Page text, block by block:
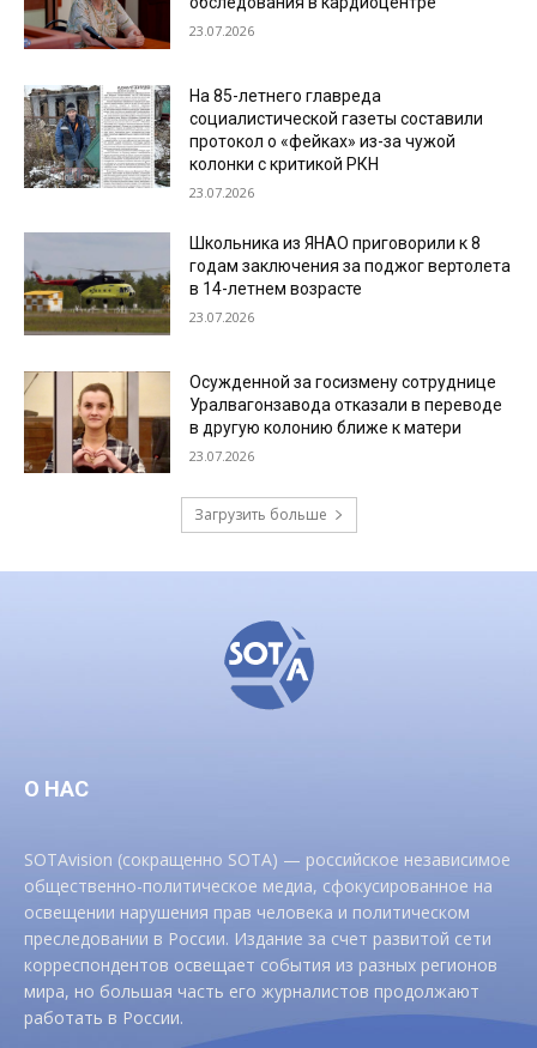
23.07.2026
На 85-летнего главреда
социалистической газеты составили
протокол о «фейках» из-за чужой
колонки с критикой РКН
23.07.2026
Школьника из ЯНАО приговорили к 8
годам заключения за поджог вертолета
в 14-летнем возрасте
23.07.2026
Осужденной за госизмену сотруднице
Уралвагонзавода отказали в переводе
в другую колонию ближе к матери
23.07.2026
Загрузить больше
О НАС
SOTAvision (сокращенно SOTA) — российское независимое
общественно-политическое медиа, сфокусированное на
освещении нарушения прав человека и политическом
преследовании в России. Издание за счет развитой сети
корреспондентов освещает события из разных регионов
мира, но большая часть его журналистов продолжают
работать в России.